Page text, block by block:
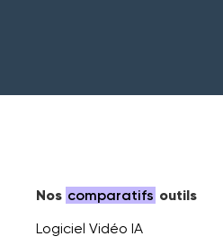
Nos comparatifs outils
Logiciel Vidéo IA